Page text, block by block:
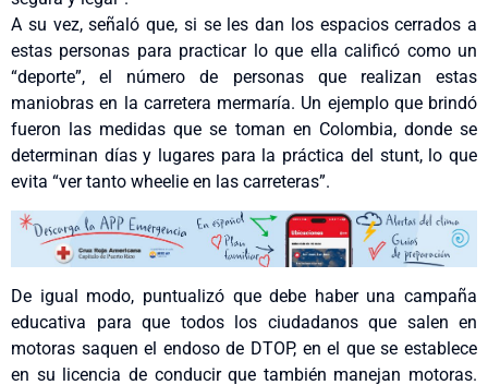
A su vez, señaló que, si se les dan los espacios cerrados a
estas personas para practicar lo que ella calificó como un
“deporte”, el número de personas que realizan estas
maniobras en la carretera mermaría. Un ejemplo que brindó
fueron las medidas que se toman en Colombia, donde se
determinan días y lugares para la práctica del stunt, lo que
evita “ver tanto wheelie en las carreteras”.
De igual modo, puntualizó que debe haber una campaña
educativa para que todos los ciudadanos que salen en
motoras saquen el endoso de DTOP, en el que se establece
en su licencia de conducir que también manejan motoras.